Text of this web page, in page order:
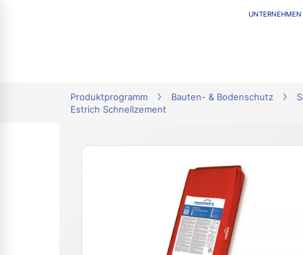
UNTERNEHMEN
Produktprogramm Bauten- & Bodenschutz
Estrich Schnellzement